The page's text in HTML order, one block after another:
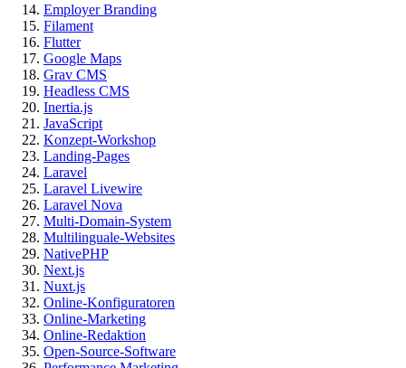
Employer Branding
Filament
Flutter
Google Maps
Grav CMS
Headless CMS
Inertia.js
JavaScript
Konzept-Workshop
Landing-Pages
Laravel
Laravel Livewire
Laravel Nova
Multi-Domain-System
Multilinguale-Websites
NativePHP
Next.js
Nuxt.js
Online-Konfiguratoren
Online-Marketing
Online-Redaktion
Open-Source-Software